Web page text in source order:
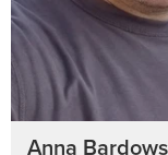
Anna